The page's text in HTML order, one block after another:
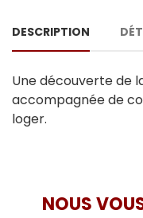
DESCRIPTION
Une découverte de
accompagnée de
loger.
NOUS